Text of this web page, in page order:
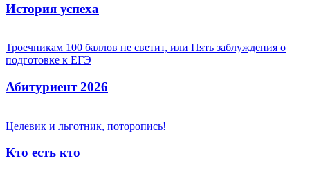
История успеха
Троечникам 100 баллов не светит, или Пять заблуждения о
подготовке к ЕГЭ
Абитуриент 2026
Целевик и льготник, поторопись!
Кто есть кто